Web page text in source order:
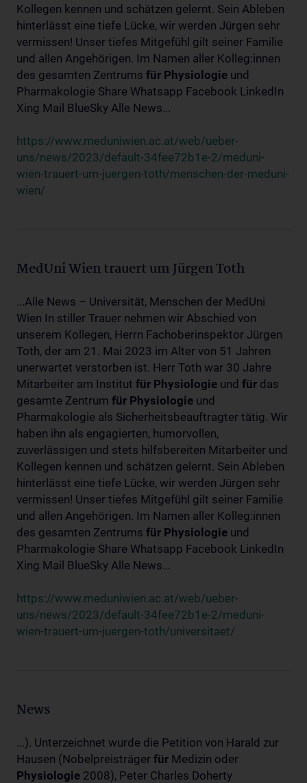
Kollegen kennen und schätzen gelernt. Sein Ableben
hinterlässt eine tiefe Lücke, wir werden Jürgen sehr
vermissen! Unser tiefes Mitgefühl gilt seiner Familie
und allen Angehörigen. Im Namen aller Kolleg:innen
des gesamten Zentrums für Physiologie und
Pharmakologie Share Whatsapp Facebook LinkedIn
Xing Mail BlueSky Alle News...
https://www.meduniwien.ac.at/web/ueber-
uns/news/2023/default-34fee72b1e-2/meduni-
wien-trauert-um-juergen-toth/menschen-der-meduni-
wien/
MedUni Wien trauert um Jürgen Toth
...Alle News – Universität, Menschen der MedUni
Wien In stiller Trauer nehmen wir Abschied von
unserem Kollegen, Herrn Fachoberinspektor Jürgen
Toth, der am 21. Mai 2023 im Alter von 51 Jahren
unerwartet verstorben ist. Herr Toth war 30 Jahre
Mitarbeiter am Institut für Physiologie und für das
gesamte Zentrum für Physiologie und
Pharmakologie als Sicherheitsbeauftragter tätig. Wir
haben ihn als engagierten, humorvollen,
zuverlässigen und stets hilfsbereiten Mitarbeiter und
Kollegen kennen und schätzen gelernt. Sein Ableben
hinterlässt eine tiefe Lücke, wir werden Jürgen sehr
vermissen! Unser tiefes Mitgefühl gilt seiner Familie
und allen Angehörigen. Im Namen aller Kolleg:innen
des gesamten Zentrums für Physiologie und
Pharmakologie Share Whatsapp Facebook LinkedIn
Xing Mail BlueSky Alle News...
https://www.meduniwien.ac.at/web/ueber-
uns/news/2023/default-34fee72b1e-2/meduni-
wien-trauert-um-juergen-toth/universitaet/
News
...). Unterzeichnet wurde die Petition von Harald zur
Hausen (Nobelpreisträger für Medizin oder
Physiologie 2008), Peter Charles Doherty